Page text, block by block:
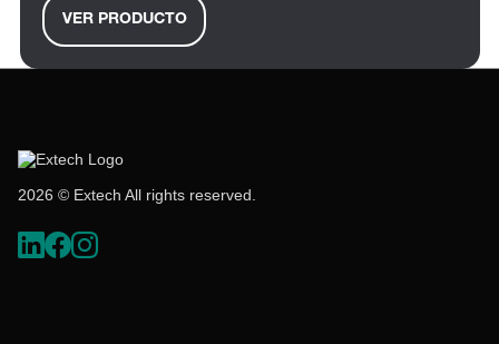
VER PRODUCTO
2026 © Extech All rights reserved.